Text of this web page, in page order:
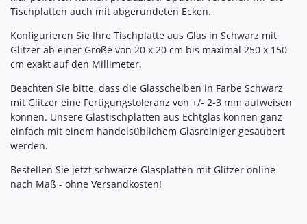
Impressum|Datenschutz
Tischplatten auch mit abgerundeten Ecken.
Konfigurieren Sie Ihre Tischplatte aus Glas in Schwarz mit
Glitzer ab einer Größe von 20 x 20 cm bis maximal 250 x 150
cm exakt auf den Millimeter.
Beachten Sie bitte, dass die Glasscheiben in Farbe Schwarz
mit Glitzer eine Fertigungstoleranz von +/- 2-3 mm aufweisen
können. Unsere Glastischplatten aus Echtglas können ganz
einfach mit einem handelsüblichem Glasreiniger gesäubert
werden.
Bestellen Sie jetzt schwarze Glasplatten mit Glitzer online
nach Maß - ohne Versandkosten!